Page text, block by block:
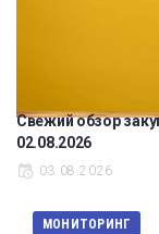
Свежий обзор
02.08.2026
03.08.2026
МОНИТОРИНГ